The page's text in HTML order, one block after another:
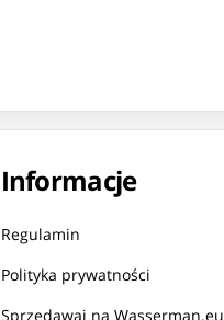
Informacje
Regulamin
Polityka prywatności
Sprzedawaj na Wasserman.eu